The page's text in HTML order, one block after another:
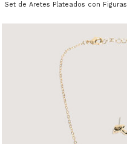
Set de Aretes Plateados con Figuras